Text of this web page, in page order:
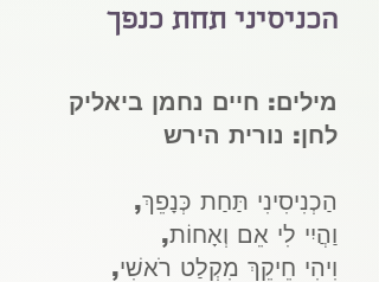
הכניסיני תחת כנפך
מילים: חיים נחמן ביאליק
לחן: נורית הירש
הַכְנִיסִינִי תַּחַת כְּנָפֵךְ,
וַהֲיִי לִי אֵם וְאָחוֹת,
וִיהִי חֵיקֵךְ מִקְלַט רֹאשִׁי,